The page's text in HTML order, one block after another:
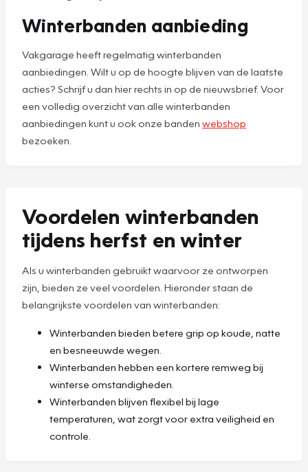
Winterbanden aanbieding
Vakgarage heeft regelmatig winterbanden
aanbiedingen. Wilt u op de hoogte blijven van de laatste
acties? Schrijf u dan hier rechts in op de nieuwsbrief. Voor
een volledig overzicht van alle winterbanden
aanbiedingen kunt u ook onze banden webshop
bezoeken.
Voordelen winterbanden
tijdens herfst en winter
Als u winterbanden gebruikt waarvoor ze ontworpen
zijn, bieden ze veel voordelen. Hieronder staan de
belangrijkste voordelen van winterbanden:
Winterbanden bieden betere grip op koude, natte
en besneeuwde wegen.
Winterbanden hebben een kortere remweg bij
winterse omstandigheden.
Winterbanden blijven flexibel bij lage
temperaturen, wat zorgt voor extra veiligheid en
controle.